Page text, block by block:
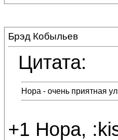
Брэд Кобыльев
Цитата:
Нора - очень приятная
+1 Нора,